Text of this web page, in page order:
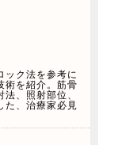
ック法を参考に
術を紹介。筋骨
、照射部位、
た、治療家必見